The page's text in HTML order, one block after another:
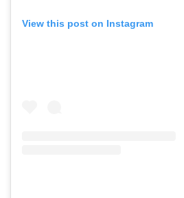
View this post on Instagram